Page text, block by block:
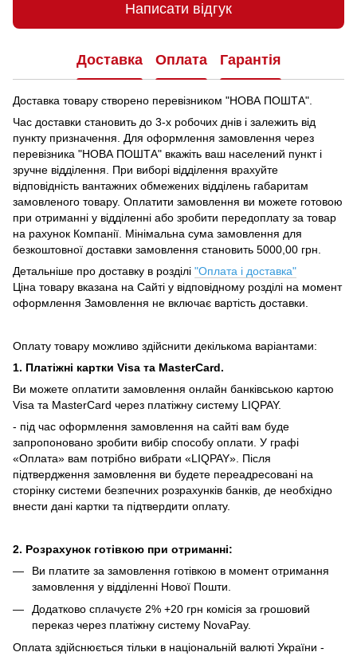
Написати відгук
Доставка Оплата Гарантія
Доставка товару створено перевізником "НОВА ПОШТА".
Час доставки становить до 3-х робочих днів і залежить від
пункту призначення. Для оформлення замовлення через
перевізника "НОВА ПОШТА" вкажіть ваш населений пункт і
зручне відділення.
При виборі відділення врахуйте
відповідність вантажних обмежених відділень габаритам
замовленого товару. Оплатити замовлення ви можете готовою
при отриманні у відділенні або зробити передоплату за товар
на рахунок Компанії. Мінімальна сума замовлення для
безкоштовної доставки замовлення становить 5000,00 грн.
Детальніше про доставку в розділі "Оплата і доставка"
Ціна товару вказана на Сайті у відповідному розділі на момент
оформлення Замовлення не включає вартість доставки.
Оплату товару можливо здійснити декількома варіантами:
1. Платіжні картки Visa та MasterCard.
Ви можете оплатити замовлення онлайн банківською картою
Visa та MasterCard через платіжну систему LIQPAY.
- під час оформлення замовлення на сайті вам буде
запропоновано зробити вибір способу оплати. У графі
«Оплата» вам потрібно вибрати «LIQPAY». Після
підтвердження замовлення ви будете переадресовані на
сторінку системи безпечних розрахунків банків, де необхідно
внести дані картки та підтвердити оплату.
2. Розрахунок готівкою при отриманні:
Ви платите за замовлення готівкою в момент отримання
замовлення у відділенні Нової Пошти.
Додатково сплачуєте 2% +20 грн комісія за грошовий
переказ через платіжну систему NovaPay.
Оплата здійснюється тільки в національній валюті України -